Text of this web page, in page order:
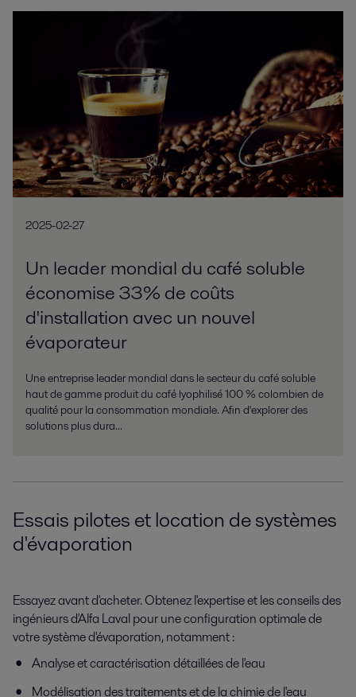
2025-02-27
Un leader mondial du café soluble
économise 33% de coûts
d'installation avec un nouvel
évaporateur
Une entreprise leader mondial dans le secteur du café soluble
haut de gamme produit du café lyophilisé 100 % colombien de
qualité pour la consommation mondiale. Afin d'explorer des
solutions plus dura...
Essais pilotes et location de systèmes
d'évaporation
Essayez avant d'acheter. Obtenez l'expertise et les conseils des
ingénieurs d'Alfa Laval pour une configuration optimale de
votre système d'évaporation, notamment :
Analyse et caractérisation détaillées de l'eau
Modélisation des traitements et de la chimie de l'eau